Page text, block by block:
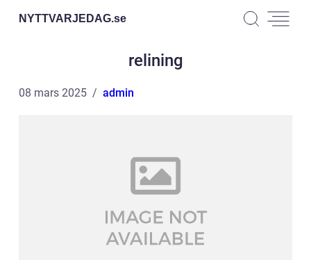
NYTTVARJEDAG.se
relining
08 mars 2025 admin